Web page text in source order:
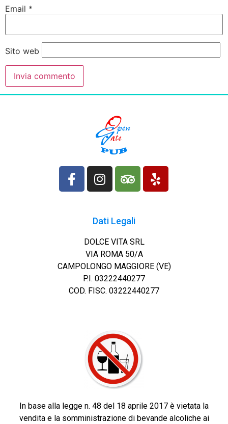
Email *
Sito web
Dati Legali
DOLCE VITA SRL
VIA ROMA 50/A
CAMPOLONGO MAGGIORE (VE)
P.I. 03222440277
COD. FISC. 03222440277
In base alla legge n. 48 del 18 aprile 2017 è vietata la
vendita e la somministrazione di bevande alcoliche ai